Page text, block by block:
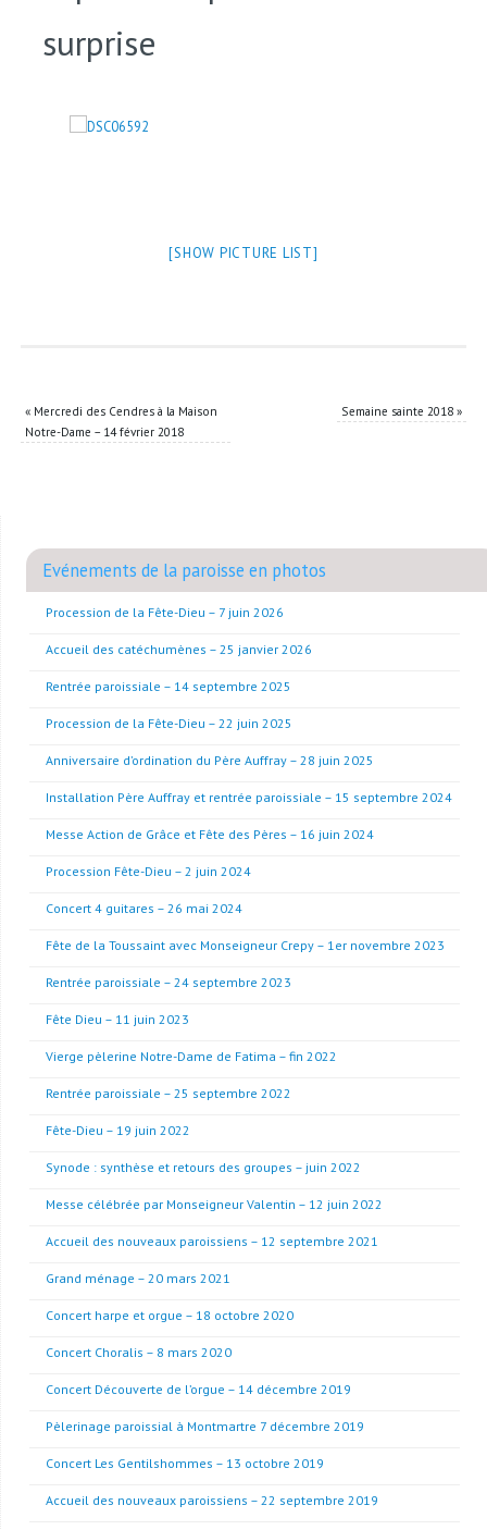
surprise
[SHOW PICTURE LIST]
«Mercredi des Cendres à la Maison
Notre-Dame – 14 février 2018
Semaine sainte 2018»
Evénements de la paroisse en photos
Procession de la Fête-Dieu – 7 juin 2026
Accueil des catéchumènes – 25 janvier 2026
Rentrée paroissiale – 14 septembre 2025
Procession de la Fête-Dieu – 22 juin 2025
Anniversaire d’ordination du Père Auffray – 28 juin 2025
Installation Père Auffray et rentrée paroissiale – 15 septembre 2024
Messe Action de Grâce et Fête des Pères – 16 juin 2024
Procession Fête-Dieu – 2 juin 2024
Concert 4 guitares – 26 mai 2024
Fête de la Toussaint avec Monseigneur Crepy – 1er novembre 2023
Rentrée paroissiale – 24 septembre 2023
Fête Dieu – 11 juin 2023
Vierge pèlerine Notre-Dame de Fatima – fin 2022
Rentrée paroissiale – 25 septembre 2022
Fête-Dieu – 19 juin 2022
Synode : synthèse et retours des groupes – juin 2022
Messe célébrée par Monseigneur Valentin – 12 juin 2022
Accueil des nouveaux paroissiens – 12 septembre 2021
Grand ménage – 20 mars 2021
Concert harpe et orgue – 18 octobre 2020
Concert Choralis – 8 mars 2020
Concert Découverte de l’orgue – 14 décembre 2019
Pèlerinage paroissial à Montmartre 7 décembre 2019
Concert Les Gentilshommes – 13 octobre 2019
Accueil des nouveaux paroissiens – 22 septembre 2019